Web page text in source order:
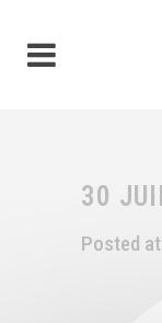
30
Posted
Panneau de